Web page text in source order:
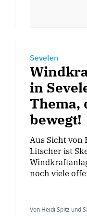
Sevelen
in
Thema,
bewegt!
Aus Sicht von
Litscher ist
noch viele
Von Heidi Spitz und